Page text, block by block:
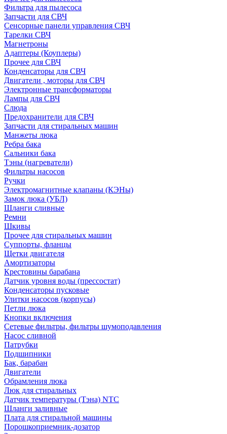
Фильтра для пылесоса
Запчасти для СВЧ
Сенсорные панели управления СВЧ
Тарелки СВЧ
Магнетроны
Адаптеры (Коуплеры)
Прочее для СВЧ
Конденсаторы для СВЧ
Двигатели , моторы для СВЧ
Электронные трансформаторы
Лампы для СВЧ
Слюда
Предохранители для СВЧ
Запчасти для стиральных машин
Манжеты люка
Ребра бака
Сальники бака
Тэны (нагреватели)
Фильтры насосов
Ручки
Электромагнитные клапаны (КЭНы)
Замок люка (УБЛ)
Шланги сливные
Ремни
Шкивы
Прочее для стиральных машин
Суппорты, фланцы
Щетки двигателя
Амортизаторы
Крестовины барабана
Датчик уровня воды (прессостат)
Конденсаторы пусковые
Улитки насосов (корпусы)
Петли люка
Кнопки включения
Сетевые фильтры, фильтры шумоподавления
Насос сливной
Патрубки
Подшипники
Бак, барабан
Двигатели
Обрамления люка
Люк для стиральных
Датчик температуры (Тэна) NTC
Шланги заливные
Плата для стиральной машины
Порошкоприемник-дозатор